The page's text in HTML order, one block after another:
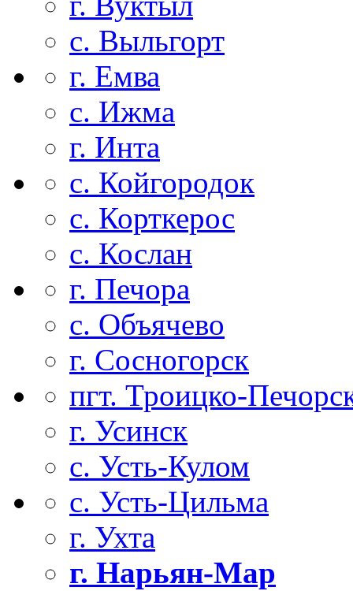
с. Выльгорт
г. Емва
с. Ижма
г. Инта
с. Койгородок
с. Корткерос
с. Кослан
г. Печора
с. Объячево
г. Сосногорск
пгт. Троицко-
г. Усинск
с. Усть-Кулом
с. Усть-Цильма
г. Ухта
г. Нарьян-Мар